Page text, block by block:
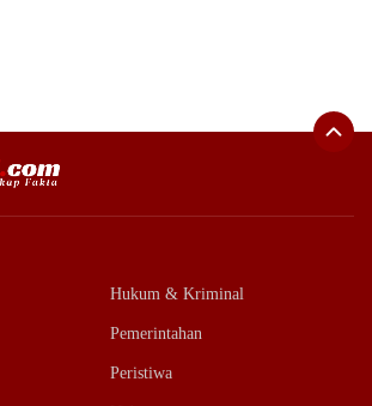
Hukum & Kriminal
Pemerintahan
Peristiwa